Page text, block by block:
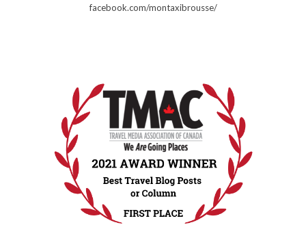
facebook.com/montaxibrousse/